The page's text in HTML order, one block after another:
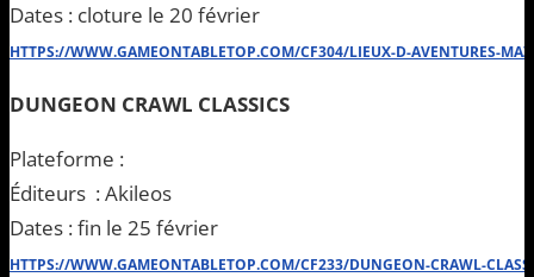
Dates : cloture le 20 février
HTTPS://WWW.GAMEONTABLETOP.COM/CF304/LIEUX-D-AVENTURES-
DUNGEON CRAWL CLASSICS
Plateforme :
Éditeurs : Akileos
Dates :fin le 25 février
HTTPS://WWW.GAMEONTABLETOP.COM/CF233/DUNGEON-CRAWL-